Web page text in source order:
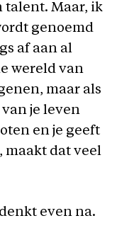
talent. Maar, ik
genoemd
af aan al
wereld van
maar als
je leven
en je geeft
maakt dat veel
even na.